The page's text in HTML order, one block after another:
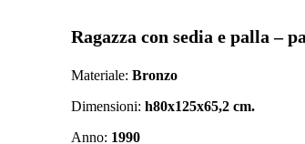
Ragazza con sedia e palla –
Materiale: Bronzo
Dimensioni: h80x125x65,2 cm.
Anno: 1990